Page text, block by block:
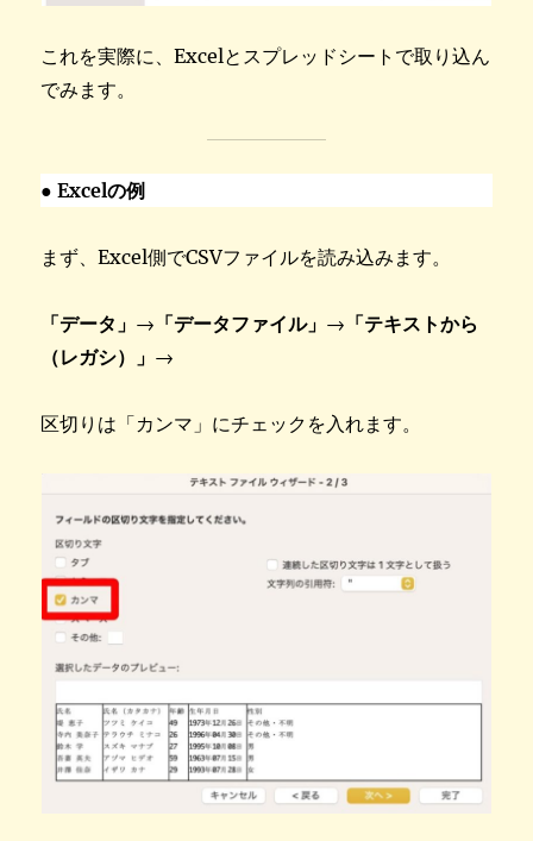
これを実際に、Excelとスプレッドシートで取り込ん
でみます。
● Excelの例
まず、Excel側でCSVファイルを読み込みます。
「データ」 → 「データファイル」 → 「テキストから
（レガシ）」 →
区切りは「カンマ」にチェックを入れます。